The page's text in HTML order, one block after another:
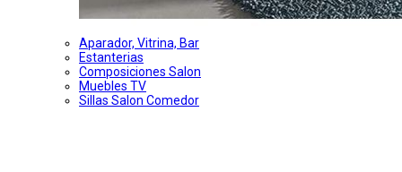
Aparador, Vitrina, Bar
Estanterias
Composiciones Salon
Muebles TV
Sillas Salon Comedor